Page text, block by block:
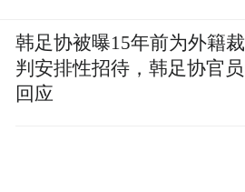
韩足协被曝15年前为外籍裁
判安排性招待，韩足协官员
回应